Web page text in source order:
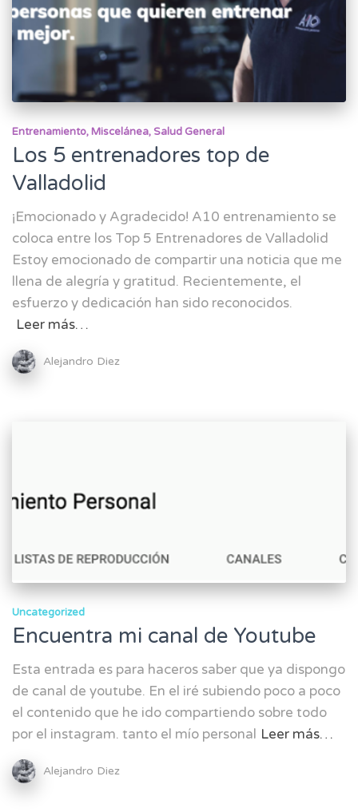
Entrenamiento Miscelánea Salud General
Los 5 entrenadores top de
Valladolid
¡Emocionado y Agradecido! A10 entrenamiento se
coloca entre los Top 5 Entrenadores de Valladolid
Estoy emocionado de compartir una noticia que me
llena de alegría y gratitud. Recientemente, el
esfuerzo y dedicación han sido reconocidos.
Leer más…
Alejandro Diez
Uncategorized
Encuentra mi canal de Youtube
Esta entrada es para haceros saber que ya dispongo
de canal de youtube. En el iré subiendo poco a poco
el contenido que he ido compartiendo sobre todo
por el instagram. tanto el mío personal Leer más…
Alejandro Diez